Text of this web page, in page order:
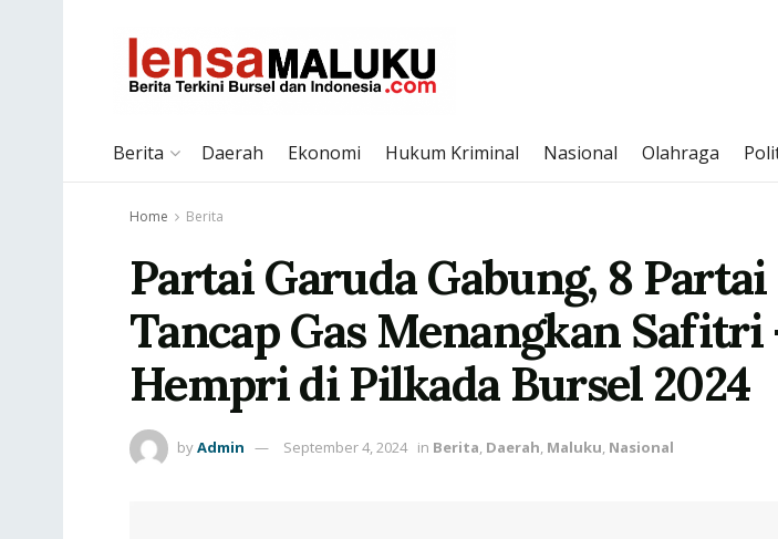
Berita Daerah Ekonomi Hukum Kriminal Nasional Olahraga
Home Berita
Partai Garuda Gabung, 8
Tancap Gas Menangkan Safitri
Hempri di Pilkada Bursel 2024
byAdmin September 4, 2024 in Berita, Daerah, Maluku, Nasional